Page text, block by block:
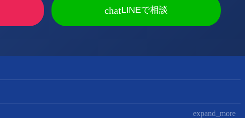
chatLINEで相談
expand_more